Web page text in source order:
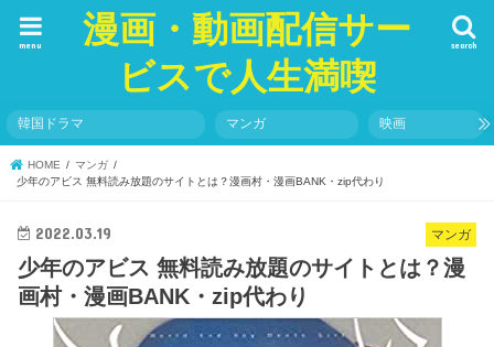
漫画・動画配信サー
ビスで人生満喫
search
menu
韓国ドラマ マンガ 映画
HOME
マンガ
少年のアビス 無料読み放題のサイトとは？漫画村・漫画BANK・zip代わり
マンガ
2022.03.19
少年のアビス 無料読み放題のサイトとは？漫
画村・漫画BANK・zip代わり